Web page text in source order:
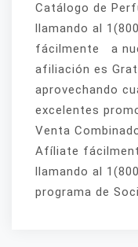
Catálogo de
llamando al
fácilmente a
afiliación es
aprovechando
excelentes
Venta
Afíliate
llamando al
programa de